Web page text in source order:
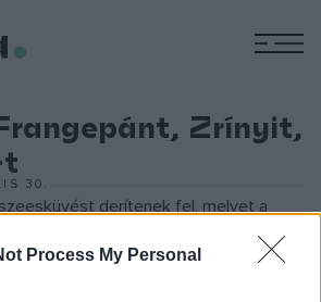
Process My Personal
Zrínyit,
t
30.
derítenek fel, melyet a
hogy francia és török segítséggel
elnyomó uralmának. Az